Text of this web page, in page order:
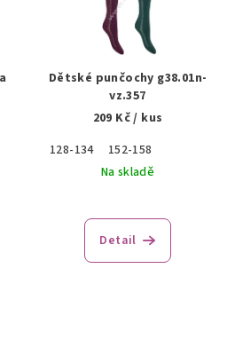
Dětské punčochy g38.01n-
vz.357
209 Kč/ kus
128-134
152-158
Na skladě
Detail